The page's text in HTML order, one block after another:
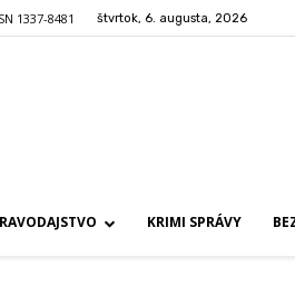
1337-8481 štvrtok, 6. augusta, 2026
KRIMI SPRÁVY